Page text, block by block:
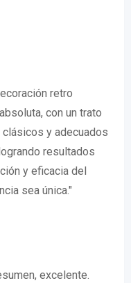
retro
con un trato
clásicos y adecuados
resultados
y eficacia del
sea única."
excelente.